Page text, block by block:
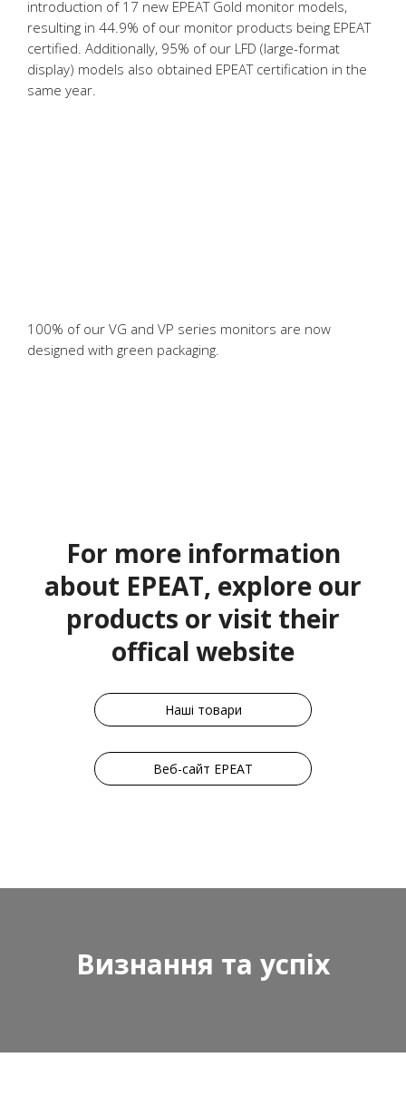
introduction of 17 new EPEAT Gold monitor models,
resulting in 44.9% of our monitor products being EPEAT
certified. Additionally, 95% of our LFD (large-format
display) models also obtained EPEAT certification in the
same year.
100% of our VG and VP series monitors are now
designed with green packaging.
For more information
about EPEAT, explore our
products or visit their
offical website
Наші товари
Веб-сайт EPEAT
Визнання та успіх